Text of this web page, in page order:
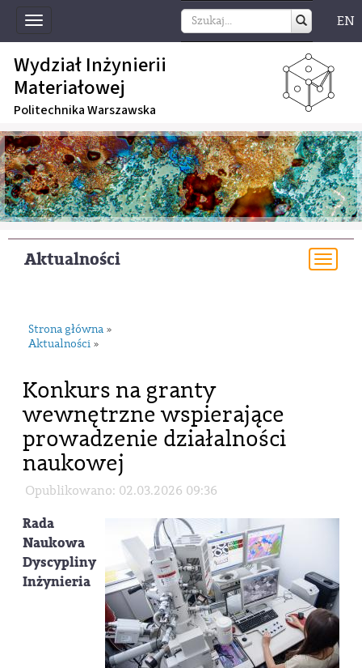
Toggle
navigation
EN
Wydział Inżynierii
Materiałowej
Politechnika Warszawska
Aktualności
Strona główna »
Aktualności »
Konkurs na granty
wewnętrzne wspierające
prowadzenie działalności
naukowej
Opublikowano: 02.03.2026 09:36
Rada
Naukowa
Dyscypliny
Inżynieria